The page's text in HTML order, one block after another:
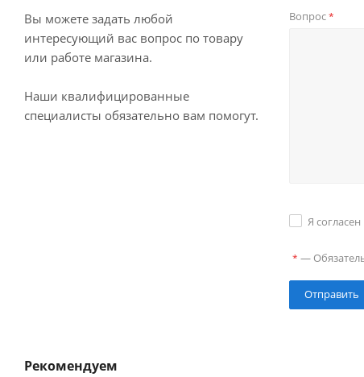
Вы можете задать любой
интересующий вас вопрос по товару
или работе магазина.
Наши квалифицированные
специалисты обязательно вам помогут.
Вопрос*
Я согласен
* —
Рекомендуем